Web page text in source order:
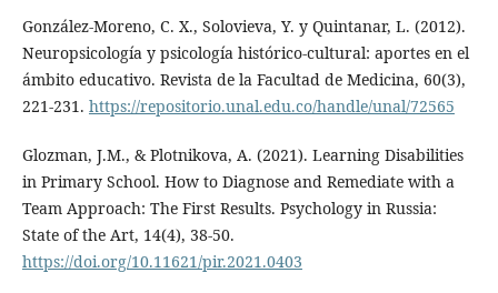
González-Moreno, C. X., Solovieva, Y. y Quintanar, L. (2012).
Neuropsicología y psicología histórico-cultural: aportes en el
ámbito educativo. Revista de la Facultad de Medicina, 60(3),
221-231. https://repositorio.unal.edu.co/handle/unal/72565
Glozman, J.M., & Plotnikova, A. (2021). Learning Disabilities
in Primary School. How to Diagnose and Remediate with a
Team Approach: The First Results. Psychology in Russia:
State of the Art, 14(4), 38-50.
https://doi.org/10.11621/pir.2021.0403